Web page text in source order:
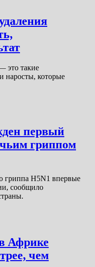
это такие
наросты, которые
первый
гриппом
гриппа H5N1 впервые
сообщило
Африке
чем